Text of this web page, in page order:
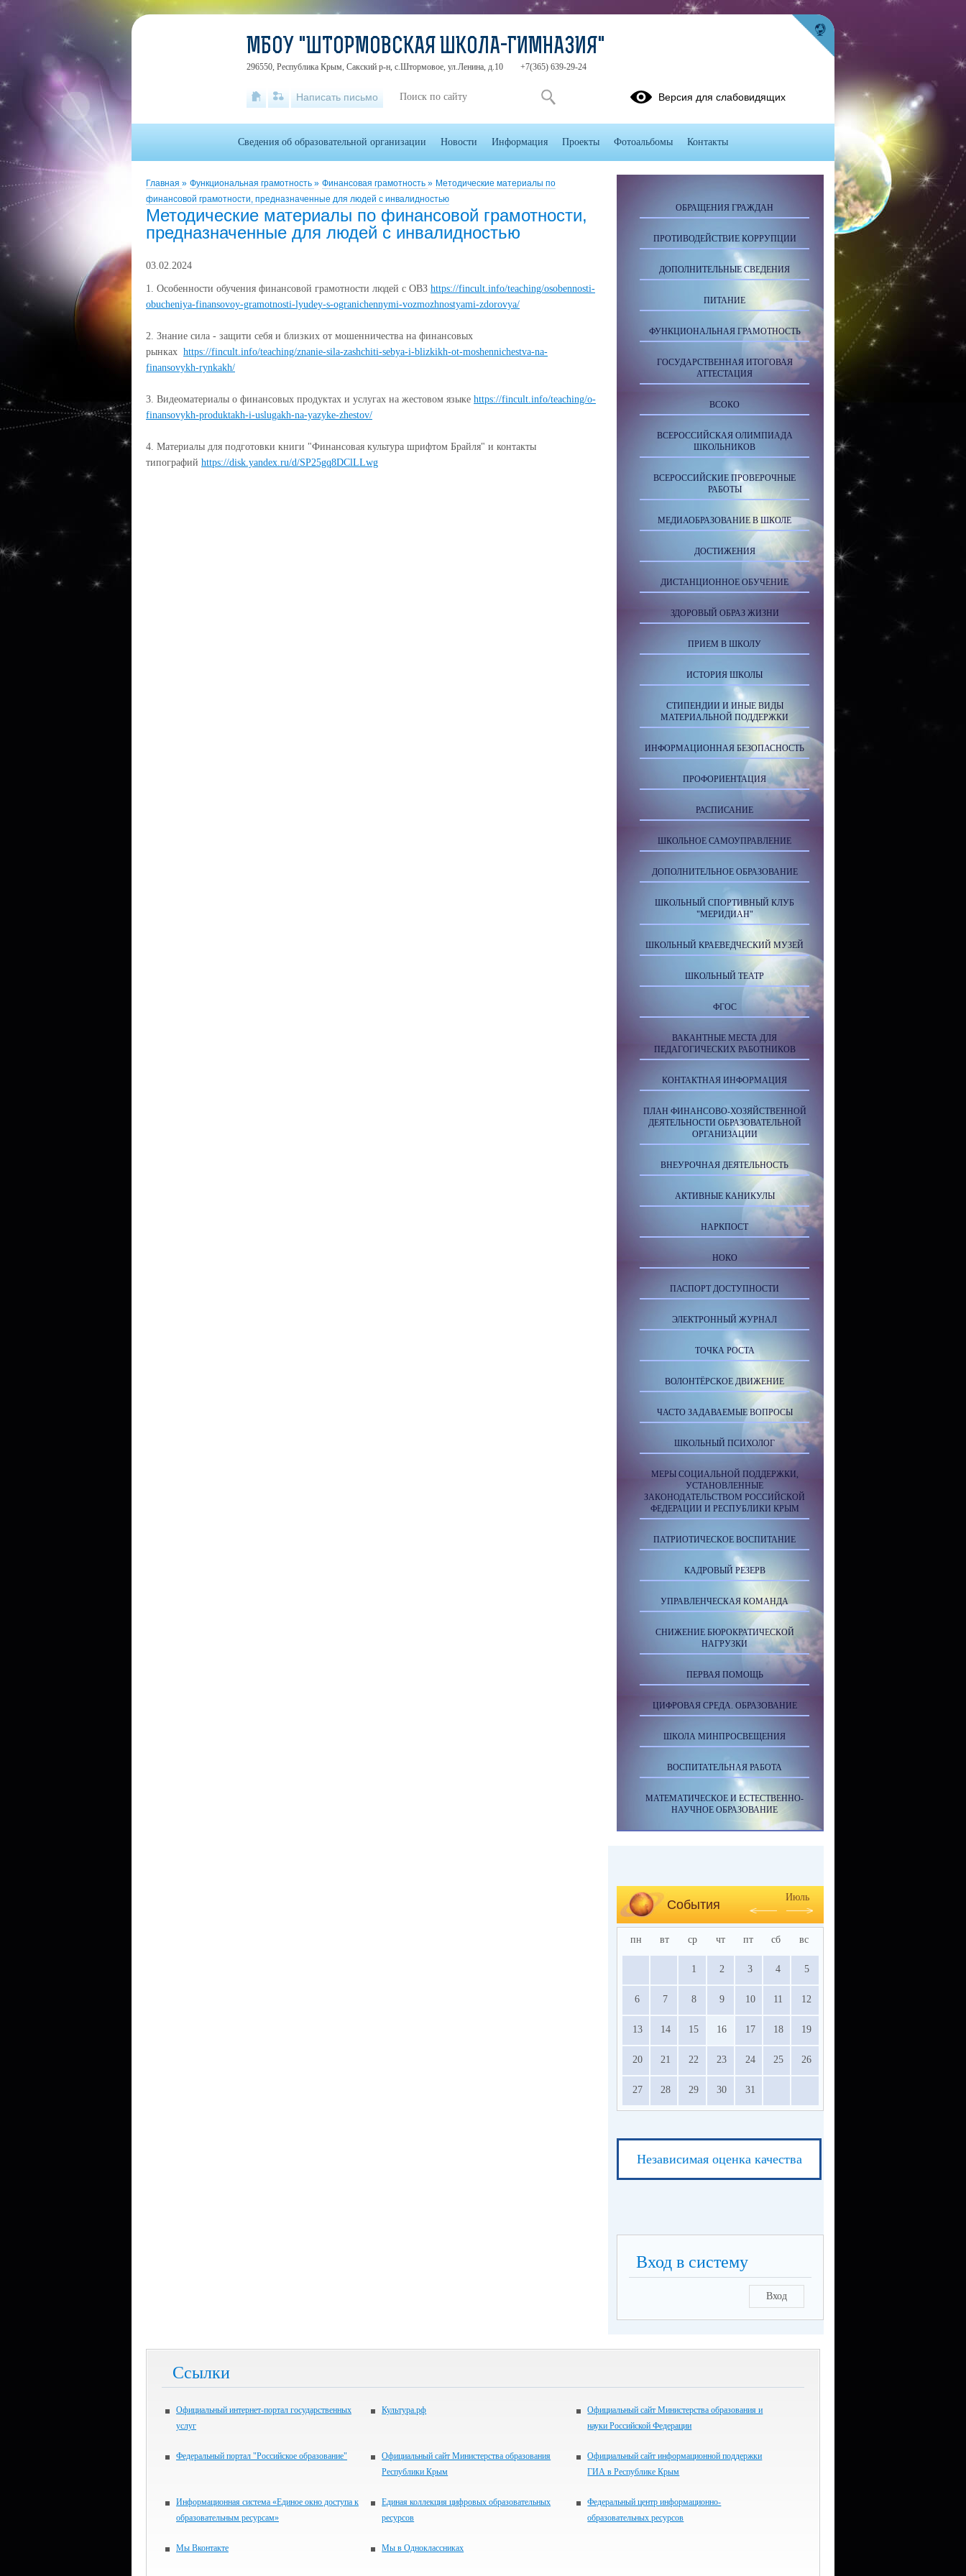
Главная » Функциональная грамотность » Финансовая грамотность » Методические материалы по
финансовой грамотности, предназначенные для людей с инвалидностью
Методические материалы по финансовой грамотности,
предназначенные для людей с инвалидностью
03.02.2024
1. Особенности обучения финансовой грамотности людей с ОВЗ https://fincult.info/teaching/osobennosti-
obucheniya-finansovoy-gramotnosti-lyudey-s-ogranichennymi-vozmozhnostyami-zdorovya/
2. Знание сила - защити себя и близких от мошенничества на финансовых
рынках https://fincult.info/teaching/znanie-sila-zashchiti-sebya-i-blizkikh-ot-moshennichestva-na-
finansovykh-rynkakh/
3. Видеоматериалы о финансовых продуктах и услугах на жестовом языке https://fincult.info/teaching/o-
finansovykh-produktakh-i-uslugakh-na-yazyke-zhestov/
4. Материалы для подготовки книги "Финансовая культура шрифтом Брайля" и контакты
типографий https://disk.yandex.ru/d/SP25gq8DClLLwg
ОБРАЩЕНИЯ ГРАЖДАН
ПРОТИВОДЕЙСТВИЕ КОРРУПЦИИ
ДОПОЛНИТЕЛЬНЫЕ СВЕДЕНИЯ
ПИТАНИЕ
ФУНКЦИОНАЛЬНАЯ ГРАМОТНОСТЬ
ГОСУДАРСТВЕННАЯ ИТОГОВАЯ
АТТЕСТАЦИЯ
ВСОКО
ВСЕРОССИЙСКАЯ ОЛИМПИАДА
ШКОЛЬНИКОВ
ВСЕРОССИЙСКИЕ ПРОВЕРОЧНЫЕ
РАБОТЫ
МЕДИАОБРАЗОВАНИЕ В ШКОЛЕ
ДОСТИЖЕНИЯ
ДИСТАНЦИОННОЕ ОБУЧЕНИЕ
ЗДОРОВЫЙ ОБРАЗ ЖИЗНИ
ПРИЕМ В ШКОЛУ
ИСТОРИЯ ШКОЛЫ
СТИПЕНДИИ И ИНЫЕ ВИДЫ
МАТЕРИАЛЬНОЙ ПОДДЕРЖКИ
ИНФОРМАЦИОННАЯ БЕЗОПАСНОСТЬ
ПРОФОРИЕНТАЦИЯ
РАСПИСАНИЕ
ШКОЛЬНОЕ САМОУПРАВЛЕНИЕ
ДОПОЛНИТЕЛЬНОЕ ОБРАЗОВАНИЕ
ШКОЛЬНЫЙ СПОРТИВНЫЙ КЛУБ
"МЕРИДИАН"
ШКОЛЬНЫЙ КРАЕВЕДЧЕСКИЙ МУЗЕЙ
ШКОЛЬНЫЙ ТЕАТР
ФГОС
ВАКАНТНЫЕ МЕСТА ДЛЯ
ПЕДАГОГИЧЕСКИХ РАБОТНИКОВ
КОНТАКТНАЯ ИНФОРМАЦИЯ
ПЛАН ФИНАНСОВО-ХОЗЯЙСТВЕННОЙ
ДЕЯТЕЛЬНОСТИ ОБРАЗОВАТЕЛЬНОЙ
ОРГАНИЗАЦИИ
ВНЕУРОЧНАЯ ДЕЯТЕЛЬНОСТЬ
АКТИВНЫЕ КАНИКУЛЫ
НАРКПОСТ
НОКО
ПАСПОРТ ДОСТУПНОСТИ
ЭЛЕКТРОННЫЙ ЖУРНАЛ
ТОЧКА РОСТА
ВОЛОНТЁРСКОЕ ДВИЖЕНИЕ
ЧАСТО ЗАДАВАЕМЫЕ ВОПРОСЫ
ШКОЛЬНЫЙ ПСИХОЛОГ
МЕРЫ СОЦИАЛЬНОЙ ПОДДЕРЖКИ,
УСТАНОВЛЕННЫЕ
ЗАКОНОДАТЕЛЬСТВОМ РОССИЙСКОЙ
ФЕДЕРАЦИИ И РЕСПУБЛИКИ КРЫМ
ПАТРИОТИЧЕСКОЕ ВОСПИТАНИЕ
КАДРОВЫЙ РЕЗЕРВ
УПРАВЛЕНЧЕСКАЯ КОМАНДА
СНИЖЕНИЕ БЮРОКРАТИЧЕСКОЙ
НАГРУЗКИ
ПЕРВАЯ ПОМОЩЬ
ЦИФРОВАЯ СРЕДА. ОБРАЗОВАНИЕ
ШКОЛА МИНПРОСВЕЩЕНИЯ
ВОСПИТАТЕЛЬНАЯ РАБОТА
МАТЕМАТИЧЕСКОЕ И ЕСТЕСТВЕННО-
НАУЧНОЕ ОБРАЗОВАНИЕ
События
Июль
пн вт ср чт пт сб вс
1 2 3 4 5
6 7 8 9 10 11 12
13 14 15 16 17 18 19
20 21 22 23 24 25 26
27 28 29 30 31
Независимая оценка качества
Вход в систему
Вход
Ссылки
Официальный интернет-портал государственных
услуг
Культура.рф
Официальный сайт Министерства образования и
науки Российской Федерации
Федеральный портал "Российское образование"
Официальный сайт Министерства образования
Республики Крым
Официальный сайт информационной поддержки
ГИА в Республике Крым
Информационная система «Единое окно доступа к
образовательным ресурсам»
Единая коллекция цифровых образовательных
ресурсов
Федеральный центр информационно-
образовательных ресурсов
Мы Вконтакте Мы в Одноклассниках
МБОУ "ШТОРМОВСКАЯ ШКОЛА-ГИМНАЗИЯ"
296550, Республика Крым, Сакский р-н, с.Штормовое, ул.Ленина, д.10 +7(365) 639-29-24
Написать письмо Версия для слабовидящих
Сведения об образовательной организации Новости Информация Проекты Фотоальбомы Контакты